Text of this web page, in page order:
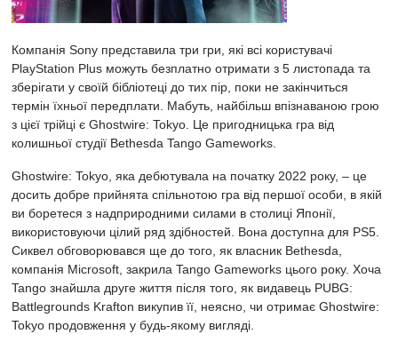
Компанія Sony представила три гри, які всі користувачі
PlayStation Plus можуть безплатно отримати з 5 листопада та
зберігати у своїй бібліотеці до тих пір, поки не закінчиться
термін їхньої передплати. Мабуть, найбільш впізнаваною грою
з цієї трійці є Ghostwire: Tokyo. Це пригодницька гра від
колишньої студії Bethesda Tango Gameworks.
Ghostwire: Tokyo, яка дебютувала на початку 2022 року, – це
досить добре прийнята спільнотою гра від першої особи, в якій
ви боретеся з надприродними силами в столиці Японії,
використовуючи цілий ряд здібностей. Вона доступна для PS5
Сиквел обговорювався ще до того, як власник Bethesda,
компанія Microsoft, закрила Tango Gameworks цього року. Хоча
Tango знайшла друге життя після того, як видавець PUBG:
Battlegrounds Krafton викупив її, неясно, чи отримає Ghostwire:
Tokyo продовження у будь-якому вигляді.